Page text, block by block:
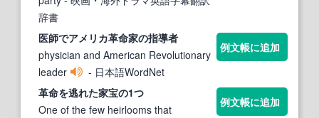
辞書
医師でアメリカ革命家の指導者
physician and American Revolutionary
leader
- 日本語WordNet
例文帳に追加
革命を逃れた家宝の1つ
One of the few heirlooms that
例文帳に追加